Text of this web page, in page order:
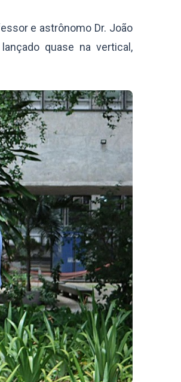
e astrônomo Dr. João
quase na vertical,